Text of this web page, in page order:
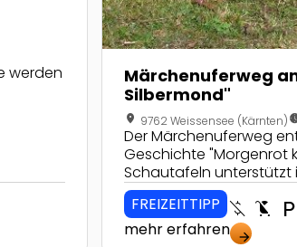
werden
Märchenuferweg
Silbermond"
location_on 9762 Weissensee (Kärnten)
Der Märchenuferweg
Geschichte "Morgenrot
Schautafeln unterstützt
Wanderweg.
FREIZEITTIPP money_off child_friendly local_parking
mehr erfahren arrow_forward